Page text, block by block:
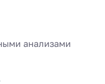
анализами